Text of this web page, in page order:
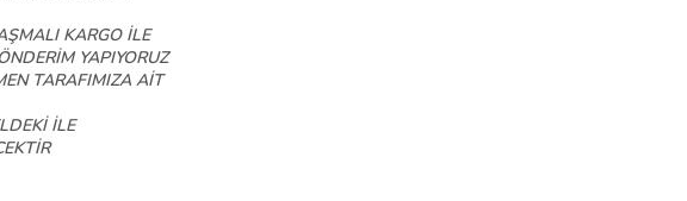
KARGO İLE
YAPIYORUZ
TARAFIMIZA AİT
İLE